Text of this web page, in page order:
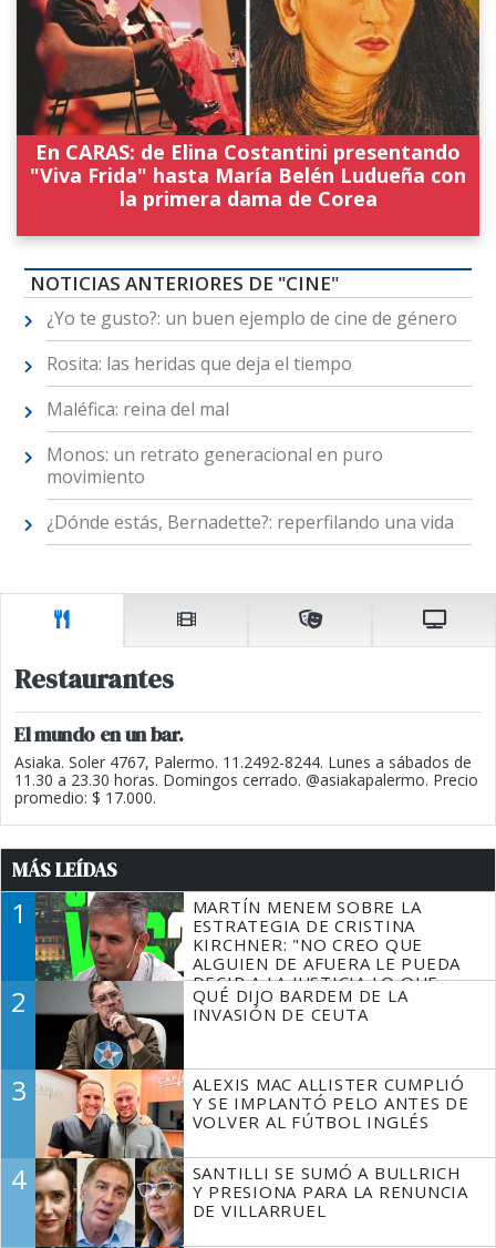
En CARAS: de Elina Costantini presentando
"Viva Frida" hasta María Belén Ludueña con
la primera dama de Corea
NOTICIAS ANTERIORES DE "CINE"
¿Yo te gusto?: un buen ejemplo de cine de género
Rosita: las heridas que deja el tiempo
Maléfica: reina del mal
Monos: un retrato generacional en puro
movimiento
¿Dónde estás, Bernadette?: reperfilando una vida
Restaurantes
El mundo en un bar.
Asiaka. Soler 4767, Palermo. 11.2492-8244. Lunes a sábados de
11.30 a 23.30 horas. Domingos cerrado. @asiakapalermo. Precio
promedio: $ 17.000.
MÁS LEÍDAS
1
MARTÍN MENEM SOBRE LA
ESTRATEGIA DE CRISTINA
KIRCHNER: "NO CREO QUE
ALGUIEN DE AFUERA LE PUEDA
DECIR A LA JUSTICIA LO QUE
TIENE QUE HACER"
2
QUÉ DIJO BARDEM DE LA
INVASIÓN DE CEUTA
3
ALEXIS MAC ALLISTER CUMPLIÓ
Y SE IMPLANTÓ PELO ANTES DE
VOLVER AL FÚTBOL INGLÉS
4
SANTILLI SE SUMÓ A BULLRICH
Y PRESIONA PARA LA RENUNCIA
DE VILLARRUEL